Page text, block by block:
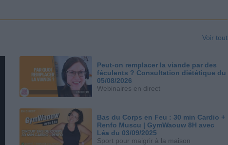
Voir tout
Peut-on remplacer la viande par des
féculents ? Consultation diététique du
05/08/2026
Webinaires en direct
Bas du Corps en Feu : 30 min Cardio +
Renfo Muscu | GymWaouw 8H avec
Léa du 03/09/2025
Sport pour maigrir à la maison